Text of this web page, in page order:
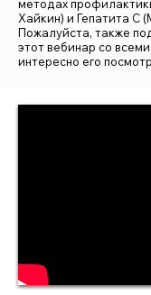
методах
Хайкин) и Гепатита С
Пожалуйста, также
этот вебинар со
интересно его